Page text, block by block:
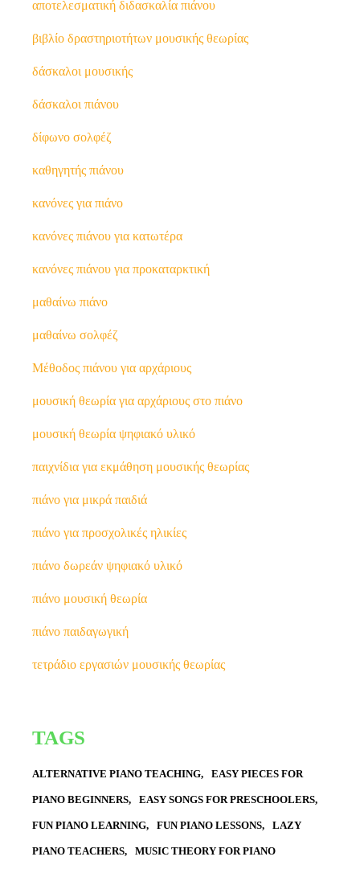
αποτελεσματική διδασκαλία πιάνου
βιβλίο δραστηριοτήτων μουσικής θεωρίας
δάσκαλοι μουσικής
δάσκαλοι πιάνου
δίφωνο σολφέζ
καθηγητής πιάνου
κανόνες για πιάνο
κανόνες πιάνου για κατωτέρα
κανόνες πιάνου για προκαταρκτική
μαθαίνω πιάνο
μαθαίνω σολφέζ
Μέθοδος πιάνου για αρχάριους
μουσική θεωρία για αρχάριους στο πιάνο
μουσική θεωρία ψηφιακό υλικό
παιχνίδια για εκμάθηση μουσικής θεωρίας
πιάνο για μικρά παιδιά
πιάνο για προσχολικές ηλικίες
πιάνο δωρεάν ψηφιακό υλικό
πιάνο μουσική θεωρία
πιάνο παιδαγωγική
τετράδιο εργασιών μουσικής θεωρίας
TAGS
ALTERNATIVE PIANO TEACHING EASY PIECES FOR
PIANO BEGINNERS EASY SONGS FOR PRESCHOOLERS
FUN PIANO LEARNING FUN PIANO LESSONS LAZY
PIANO TEACHERS MUSIC THEORY FOR PIANO